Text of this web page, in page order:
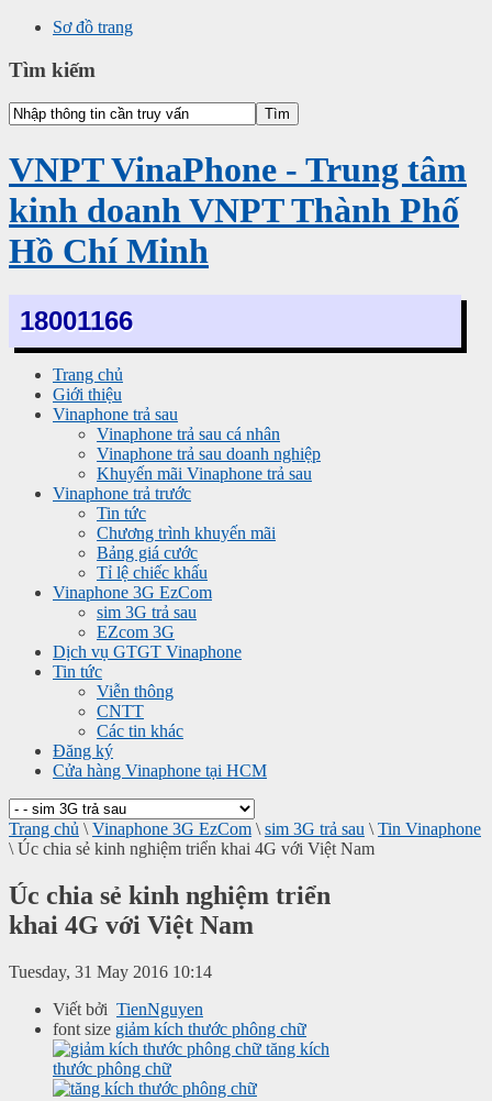
Sơ đồ trang
Tìm kiếm
VNPT VinaPhone - Trung tâm
kinh doanh VNPT Thành Phố
Hồ Chí Minh
18001166
Trang chủ
Giới thiệu
Vinaphone trả sau
Vinaphone trả sau cá nhân
Vinaphone trả sau doanh nghiệp
Khuyến mãi Vinaphone trả sau
Vinaphone trả trước
Tin tức
Chương trình khuyến mãi
Bảng giá cước
Tỉ lệ chiếc khấu
Vinaphone 3G EzCom
sim 3G trả sau
EZcom 3G
Dịch vụ GTGT Vinaphone
Tin tức
Viễn thông
CNTT
Các tin khác
Đăng ký
Cửa hàng Vinaphone tại HCM
Trang chủ \ Vinaphone 3G EzCom \ sim 3G trả sau \ Tin Vinaphone
\ Úc chia sẻ kinh nghiệm triển khai 4G với Việt Nam
Úc chia sẻ kinh nghiệm triển
khai 4G với Việt Nam
Tuesday, 31 May 2016 10:14
Viết bởi TienNguyen
font size giảm kích thước phông chữ
tăng kích
thước phông chữ